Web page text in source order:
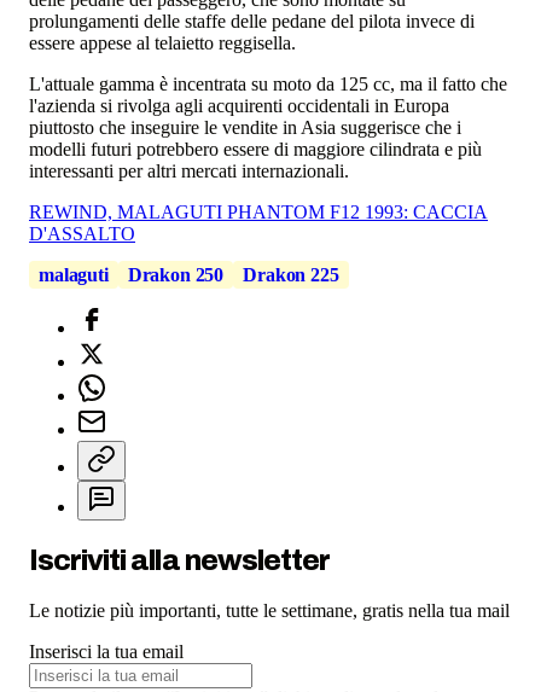
prolungamenti delle staffe delle pedane del pilota invece di
essere appese al telaietto reggisella.
L'attuale gamma è incentrata su moto da 125 cc, ma il fatto che
l'azienda si rivolga agli acquirenti occidentali in Europa
piuttosto che inseguire le vendite in Asia suggerisce che i
modelli futuri potrebbero essere di maggiore cilindrata e più
interessanti per altri mercati internazionali.
REWIND, MALAGUTI PHANTOM F12 1993: CACCIA
D'ASSALTO
malaguti
Drakon 250 Drakon 225
Iscriviti alla newsletter
Le notizie più importanti, tutte le settimane, gratis nella tua mail
Inserisci la tua email